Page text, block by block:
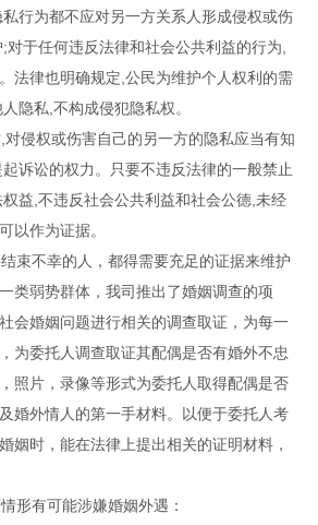
行为都不应对另一方关系人形成侵权或伤
于任何违反法律和社会公共利益的行为,
法律也明确规定,公民为维护个人权利的需
隐私,不构成侵犯隐私权。
侵权或伤害自己的另一方的隐私应当有知
诉讼的权力。只要不违反法律的一般禁止
益,不违反社会公共利益和社会公德,未经
以作为证据。
束不幸的人，都得需要充足的证据来维护
类弱势群体，我司推出了婚姻调查的项
会婚姻问题进行相关的调查取证，为每一
为委托人调查取证其配偶是否有婚外不忠
照片，录像等形式为委托人取得配偶是否
婚外情人的第一手材料。以便于委托人考
姻时，能在法律上提出相关的证明材料，
形有可能涉嫌婚姻外遇：